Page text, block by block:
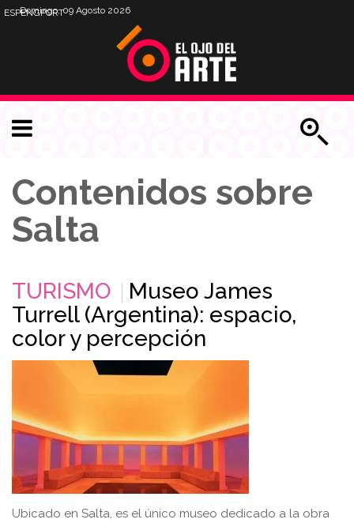
Domingo, 09 Agosto 2026
ESPENGPORT
Contenidos sobre
Salta
TURISMO
Museo James
Turrell (Argentina): espacio,
color y percepción
Ubicado en Salta, es el único museo dedicado a la obra